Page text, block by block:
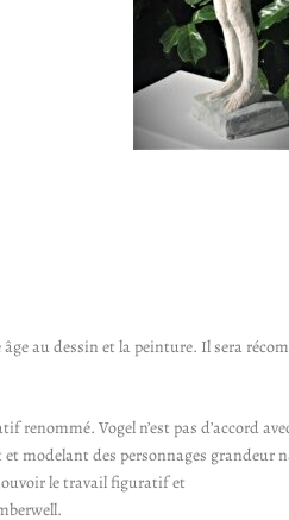
au dessin et la peinture. Il sera
Vogel n’est pas d’accord
modelant des personnages grandeur
le travail figuratif et